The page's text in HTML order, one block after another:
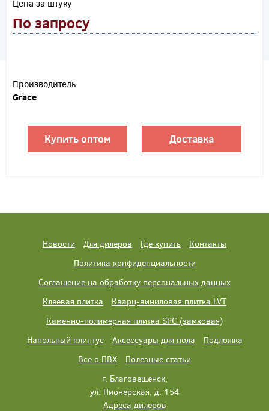
Цена за штуку
По запросу
Производитель
Grace
Купить оптом Доставка
Новости Для дилеров Где купить
Контакты
Политика конфиденциальности
Соглашение на обработку персональных данных
Клеевая плитка
Кварц-виниловая плитка LVT
Каменно-полимерная плитка SPC (замковая)
Напольный плинтус
Аксессуары для пола
Подложка
Все о ПВХ
Полезные статьи
г. Благовещенск,
ул. Пионерская, д. 154
Адреса дилеров